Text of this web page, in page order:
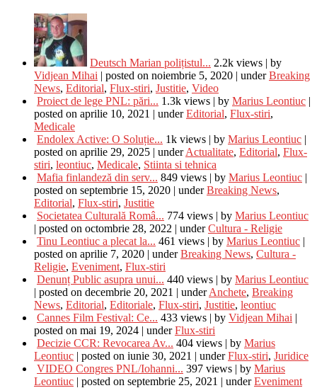
Deutsch Marian polițistul... 2.2k views | by
Vidjean Mihai | posted on noiembrie 5, 2020 | underBreaking
News, Editorial, Flux-stiri, Justitie, Video
Proiect de lege PNL: pări... 1.3k views | by Marius Leontiuc |
posted on aprilie 10, 2021 | underEditorial, Flux-stiri,
Medicale
Endolex Active: O Soluție... 1k views | by Marius Leontiuc |
posted on aprilie 29, 2025 | underActualitate, Editorial, Flux-
stiri, leontiuc, Medicale, Stiinta si tehnica
Mafia finlandeză din serv... 849 views | by Marius Leontiuc |
posted on septembrie 15, 2020 | underBreaking News,
Editorial, Flux-stiri, Justitie
Societatea Culturală Româ... 774 views | by Marius Leontiuc
| posted on octombrie 28, 2022 | underCultura - Religie
Tinu Leontiuc a plecat la... 461 views | by Marius Leontiuc |
posted on aprilie 7, 2020 | underBreaking News, Cultura -
Religie, Eveniment, Flux-stiri
Denunț Public asupra unui... 440 views | by Marius Leontiuc
| posted on decembrie 20, 2021 | underAnchete, Breaking
News, Editorial, Editoriale, Flux-stiri, Justitie, leontiuc
Cannes Film Festival: Ce... 433 views | by Vidjean Mihai |
posted on mai 19, 2024 | underFlux-stiri
Decizie CCR: Revocarea Av... 404 views | by Marius
Leontiuc | posted on iunie 30, 2021 | underFlux-stiri, Juridice
VIDEO Congres PNL/Iohanni... 397 views | by Marius
Leontiuc | posted on septembrie 25, 2021 | underEveniment